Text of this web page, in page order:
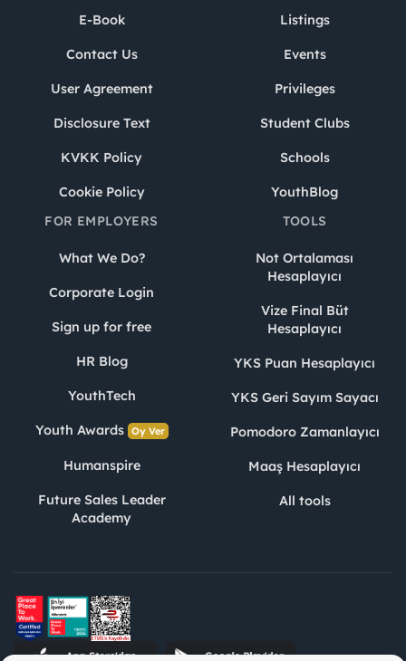
E-Book
Contact Us
User Agreement
Disclosure Text
KVKK Policy
Cookie Policy
Listings
Events
Privileges
Student Clubs
Schools
YouthBlog
FOR EMPLOYERS
What We Do?
Corporate Login
Sign up for free
HR Blog
YouthTech
Youth Awards Oy Ver
Humanspire
Future Sales Leader
Academy
TOOLS
Not Ortalaması
Hesaplayıcı
Vize Final Büt
Hesaplayıcı
YKS Puan Hesaplayıcı
YKS Geri Sayım Sayacı
Pomodoro Zamanlayıcı
Maaş Hesaplayıcı
All tools